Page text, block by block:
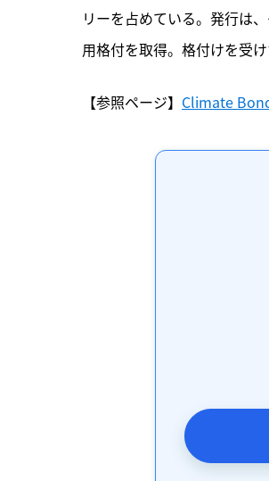
リーを占めている。発行は
用格付を取得。格付けを受
【参照ページ】 Climate